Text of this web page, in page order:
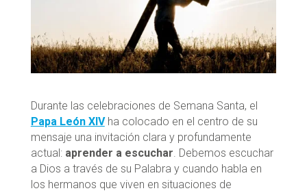
Durante las celebraciones de Semana Santa, el
Papa León XIVha colocado en el centro de su
mensaje una invitación clara y profundamente
actual: aprender a escuchar. Debemos escuchar
a Dios a través de su Palabra y cuando habla en
los hermanos que viven en situaciones de